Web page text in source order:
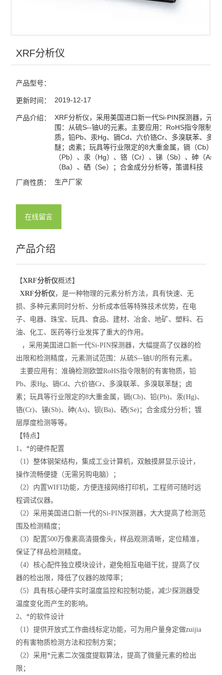
XRF分析仪
产品型号：
更新时间： 2019-12-17
产品介绍：
XRF分析仪，采用美国进口新一代Si-PIN探测器，元素
围：从硫S--铀U的元素。主要应用：RoHS指令限制的
质，铅Pb、汞Hg、镉Cd、六价铬Cr、多溴联苯、多溴
醚；卤素；玩具等行业限定的8大重金属，镉（Cb）、
（Pb）、汞（Hg）、铬（Cr）、锑（Sb）、砷（As
（Ba）、硒（Se）；合金成分分析等，策谱科技
厂商性质： 生产厂家
在线留言
产品介绍
【XRF分析仪概述】
XRF分析仪，是一种物理的元素分析方法，具有快速、无
损、多种元素同时分析、分析成本低等特殊技术优势，在电
子、电器、珠宝、玩具、食品、建材、冶金、地矿、塑料、石
油、化工、医药等行业发挥了重大的作用。
，采用美国进口新一代Si-PIN探测器，大幅提高了仪器的检
出限和检测精度，元素测试范围：从硫S--铀U的所有元素。
主要应用有：准确检测欧盟RoHS指令限制的有害物质，铅
Pb、汞Hg、镉Cd、六价铬Cr、多溴联苯、多溴联苯醚；卤
素；玩具等行业限定的8大重金属，镉(Cb)、铅(Pb)、汞(Hg)、
铬(Cr)、锑(Sb)、砷(As)、钡(Ba)、硒(Se)；合金成分分析；镀
层厚度检测等等。
【特点】
1、*的硬件配置
（1）整体钢架结构，集成工业计算机，双触摸屏显示设计，
操作流畅便捷（无需另购电脑）；
（2）内置WIFI功能，方便连接网络打印机，工程师可随时远
程调试仪器。
（2）采用美国进口新一代的Si-PIN探测器，大大提高了检测范
围及检测精度；
（3）配置500万像素高清摄像头，样品观测清晰，定位精准，
保证了样品检测精度。
（4）核心配件独立模块设计，避免相互电磁干扰，提高了仪
器的检出限，降低了仪器的故障率；
（5）具有核心硬件实时温度监控和控制功能，减少探测器受
温度变化而产生的影响。
2、*的软件设计
（1）提供开放式工作曲线标定功能，可为用户量身定做zuijia
的有害物质检测方法和控制方案；
（2）采用*元素二次强度提取算法，提高了微量元素的检出
限；